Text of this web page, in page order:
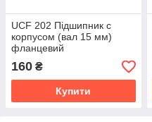
UCF 202 Підшипник c
корпусом (вал 15 мм)
фланцевий
160 ₴
Купити